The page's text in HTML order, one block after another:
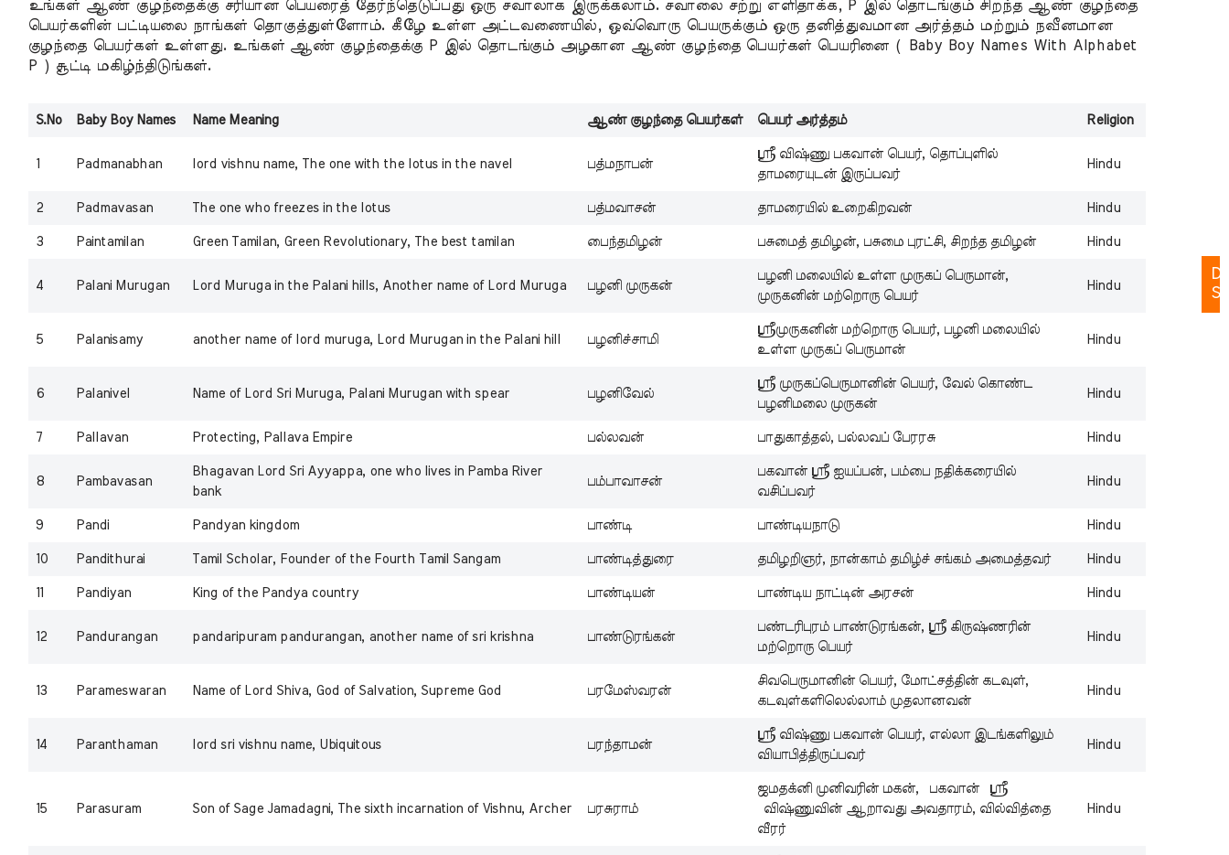
உங்கள் ஆண் குழந்தைக்கு சரியான பெயரைத் தேர்ந்தெடுப்பது ஒரு சவாலாக இருக்கலாம். சவாலை சற்று எளிதாக்க, P இல் தொடங்கும் சிறந்த ஆண் குழந்தை
பெயர்களின் பட்டியலை நாங்கள் தொகுத்துள்ளோம். கீழே உள்ள அட்டவணையில், ஒவ்வொரு பெயருக்கும் ஒரு தனித்துவமான அர்த்தம் மற்றும் நவீனமான
குழந்தை பெயர்கள் உள்ளது. உங்கள் ஆண் குழந்தைக்கு P இல் தொடங்கும் அழகான ஆண் குழந்தை பெயர்கள் பெயரினை ( Baby Boy Names With Alphabet
P ) சூட்டி மகிழ்ந்திடுங்கள்.
S.No Baby Boy Names Name Meaning ஆண்குழந்தை பெயர்கள் பெயர் அர்த்தம் Religion
1 Padmanabhan lord vishnu name, The one with the lotus in the navel பத்மநாபன்
ஸ்ரீ விஷ்ணு பகவான் பெயர், தொப்புளில்
தாமரையுடன் இருப்பவர்
Hindu
2 Padmavasan The one who freezes in the lotus பத்மவாசன் தாமரையில் உறைகிறவன் Hindu
3 Paintamilan Green Tamilan, Green Revolutionary, The best tamilan பைந்தமிழன் பசுமைத் தமிழன், பசுமை புரட்சி, சிறந்த தமிழன் Hindu
4 Palani Murugan Lord Muruga in the Palani hills, Another name of Lord Muruga பழனி முருகன்
பழனி மலையில் உள்ள முருகப் பெருமான்,
முருகனின் மற்றொரு பெயர்
Hindu
5 Palanisamy another name of lord muruga, Lord Murugan in the Palani hill பழனிச்சாமி
ஸ்ரீமுருகனின் மற்றொரு பெயர், பழனி மலையில்
உள்ள முருகப் பெருமான்
Hindu
6 Palanivel Name of Lord Sri Muruga, Palani Murugan with spear பழனிவேல்
ஸ்ரீ முருகப்பெருமானின் பெயர், வேல் கொண்ட
பழனிமலை முருகன்
Hindu
7 Pallavan Protecting, Pallava Empire பல்லவன் பாதுகாத்தல், பல்லவப் பேரரசு Hindu
8 Pambavasan
Bhagavan Lord Sri Ayyappa, one who lives in Pamba River
bank
பம்பாவாசன்
பகவான் ஸ்ரீ ஐயப்பன், பம்பை நதிக்கரையில்
வசிப்பவர்
Hindu
9 Pandi Pandyan kingdom பாண்டி பாண்டியநாடு Hindu
10 Pandithurai Tamil Scholar, Founder of the Fourth Tamil Sangam பாண்டித்துரை தமிழறிஞர், நான்காம் தமிழ்ச் சங்கம் அமைத்தவர் Hindu
11 Pandiyan King of the Pandya country பாண்டியன் பாண்டிய நாட்டின் அரசன் Hindu
12 Pandurangan pandaripuram pandurangan, another name of sri krishna பாண்டுரங்கன்
பண்டரிபுரம் பாண்டுரங்கன், ஸ்ரீ கிருஷ்ணரின்
மற்றொரு பெயர்
Hindu
13 Parameswaran Name of Lord Shiva, God of Salvation, Supreme God பரமேஸ்வரன்
சிவபெருமானின் பெயர், மோட்சத்தின் கடவுள்,
கடவுள்களிலெல்லாம் முதலானவன்
Hindu
14 Paranthaman lord sri vishnu name, Ubiquitous பரந்தாமன்
ஸ்ரீ விஷ்ணு பகவான் பெயர், எல்லா இடங்களிலும்
வியாபித்திருப்பவர்
Hindu
15 Parasuram Son of Sage Jamadagni, The sixth incarnation of Vishnu, Archer பரசுராம்
ஜமதக்னி முனிவரின் மகன், பகவான் ஸ்ரீ
விஷ்ணுவின் ஆறாவது அவதாரம், வில்வித்தை
வீரர்
Hindu